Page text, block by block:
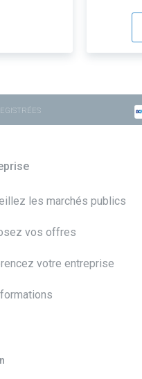
les marchés publics
vos offres
votre entreprise